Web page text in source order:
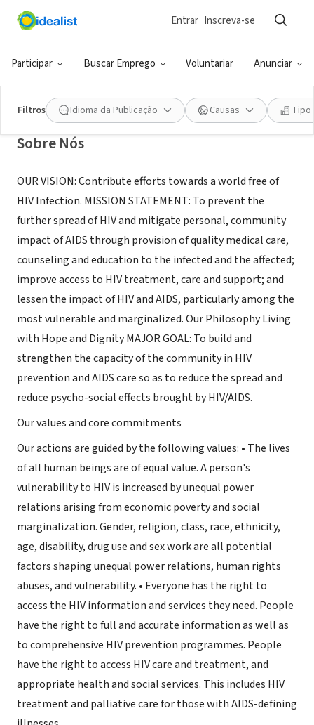
Participar Buscar Emprego Voluntariar Anunciar
Entrar Inscreva-se
Filtros Idioma da Publicação Causas Tipo
ONG (SETOR SOCIAL)
St. Francis Health Care Services
Sobre Nós
OUR VISION: Contribute efforts towards a world free of
HIV Infection. MISSION STATEMENT: To prevent the
further spread of HIV and mitigate personal, community
impact of AIDS through provision of quality medical care,
counseling and education to the infected and the affected;
improve access to HIV treatment, care and support; and
lessen the impact of HIV and AIDS, particularly among the
most vulnerable and marginalized. Our Philosophy Living
with Hope and Dignity MAJOR GOAL: To build and
strengthen the capacity of the community in HIV
prevention and AIDS care so as to reduce the spread and
reduce psycho-social effects brought by HIV/AIDS.
Our values and core commitments
Our actions are guided by the following values: • The lives
of all human beings are of equal value. A person's
vulnerability to HIV is increased by unequal power
relations arising from economic poverty and social
marginalization. Gender, religion, class, race, ethnicity,
age, disability, drug use and sex work are all potential
factors shaping unequal power relations, human rights
abuses, and vulnerability. • Everyone has the right to
access the HIV information and services they need. People
have the right to full and accurate information as well as
to comprehensive HIV prevention programmes. People
have the right to access HIV care and treatment, and
appropriate health and social services. This includes HIV
treatment and palliative care for those with AIDS-defining